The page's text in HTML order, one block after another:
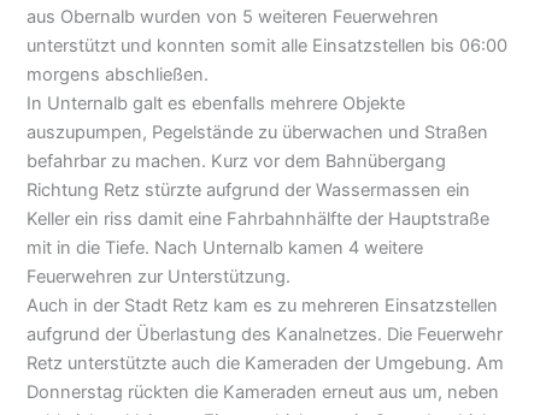
aus Obernalb wurden von 5 weiteren Feuerwehren
unterstützt und konnten somit alle Einsatzstellen bis 06:00
morgens abschließen.
In Unternalb galt es ebenfalls mehrere Objekte
auszupumpen, Pegelstände zu überwachen und Straßen
befahrbar zu machen. Kurz vor dem Bahnübergang
Richtung Retz stürzte aufgrund der Wassermassen ein
Keller ein riss damit eine Fahrbahnhälfte der Hauptstraße
mit in die Tiefe. Nach Unternalb kamen 4 weitere
Feuerwehren zur Unterstützung.
Auch in der Stadt Retz kam es zu mehreren Einsatzstellen
aufgrund der Überlastung des Kanalnetzes. Die Feuerwehr
Retz unterstützte auch die Kameraden der Umgebung. Am
Donnerstag rückten die Kameraden erneut aus um, neben